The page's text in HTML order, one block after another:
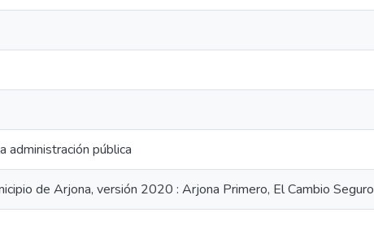
administración pública
de Arjona, versión 2020 : Arjona Primero, El Cambio Seguro